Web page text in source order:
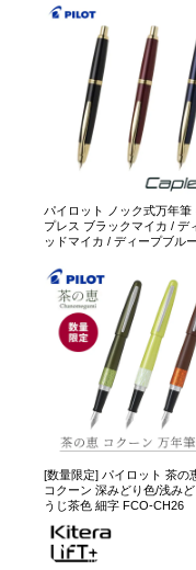
パイロット ノック式万年筆
プレス ブラックマイカ / デ
ッドマイカ / ディープブル
[数量限定] パイロット 茶の
コクーン 深みどり色/浅み
うじ茶色 細字 FCO-CH26